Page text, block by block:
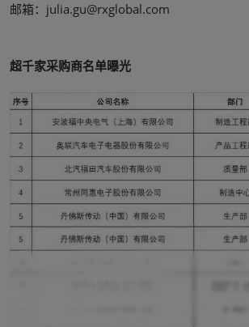
邮箱：julia.gu@rxglobal.com
超千家采购商名单曝光